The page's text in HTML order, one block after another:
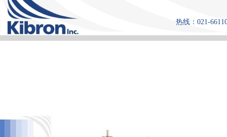
热线：021-
首 页 产品中心 张力仪